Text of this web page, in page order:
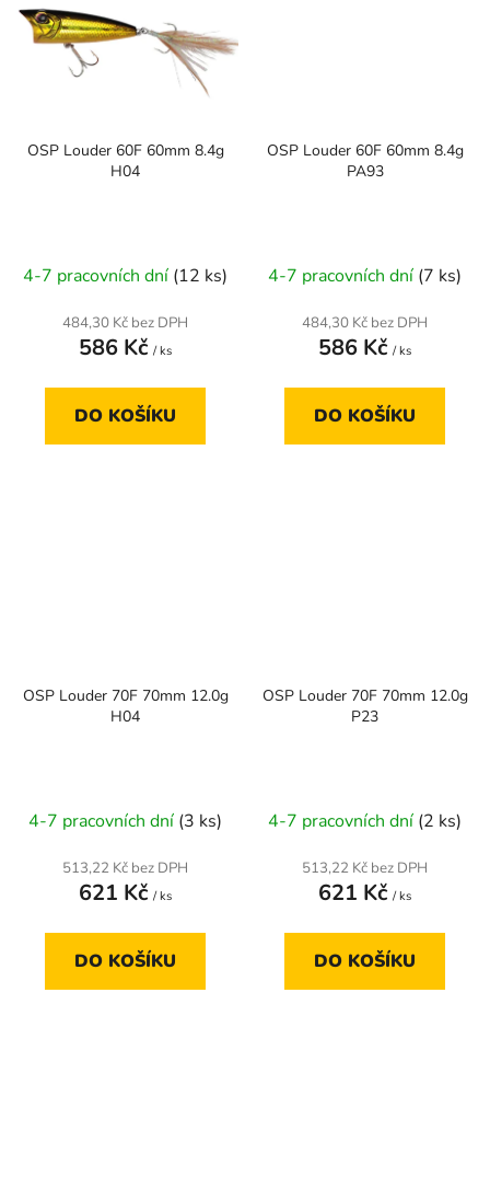
OSP Louder 60F 60mm 8.4g
H04
4-7 pracovních dní (12 ks)
484,30 Kč bez DPH
586 Kč / ks
DO KOŠÍKU
OSP Louder 60F 60mm 8.4g
PA93
4-7 pracovních dní (7 ks)
484,30 Kč bez DPH
586 Kč / ks
DO KOŠÍKU
OSP Louder 70F 70mm 12.0g
H04
4-7 pracovních dní (3 ks)
513,22 Kč bez DPH
621 Kč / ks
DO KOŠÍKU
OSP Louder 70F 70mm 12.0g
P23
4-7 pracovních dní (2 ks)
513,22 Kč bez DPH
621 Kč / ks
DO KOŠÍKU